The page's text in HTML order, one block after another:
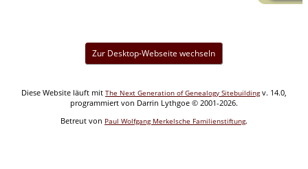
Zur Desktop-Webseite wechseln
Diese Website läuft mit The Next Generation of Genealogy Sitebuildingv. 14.0,
programmiert von Darrin Lythgoe © 2001-2026.
Betreut von Paul Wolfgang Merkelsche Familienstiftung.